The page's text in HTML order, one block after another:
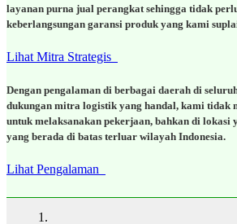
layanan purna jual perangkat sehingga tidak
keberlangsungan garansi produk yang kami
Lihat Mitra Strategis
Dengan pengalaman di berbagai daerah di
dukungan mitra logistik yang handal, kami tidak
untuk melaksanakan pekerjaan, bahkan di lokasi
yang berada di batas terluar wilayah Indonesia.
Lihat Pengalaman